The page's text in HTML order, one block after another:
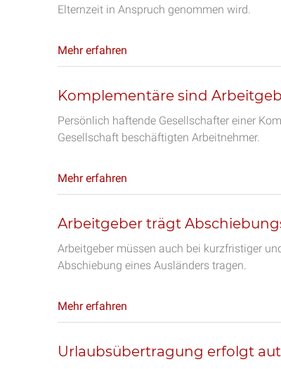
Elternzeit in Anspruch genommen wird.
Mehr erfahren
Komplementäre sind
Persönlich haftende Gesellschafter einer
Gesellschaft beschäftigten Arbeitnehmer.
Mehr erfahren
Arbeitgeber trägt
Arbeitgeber müssen auch bei kurzfristiger
Abschiebung eines Ausländers tragen.
Mehr erfahren
Urlaubsübertragung erfolgt